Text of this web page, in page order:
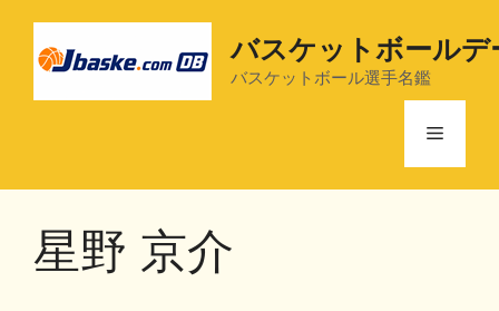
バスケットボールデ
バスケットボール選手名鑑
メ
星野 京介